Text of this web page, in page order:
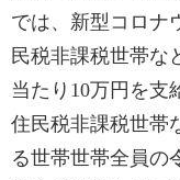
では、新型コロナ
民税非課税世帯な
当たり10万円を支
住民税非課税世帯
る世帯世帯全員の